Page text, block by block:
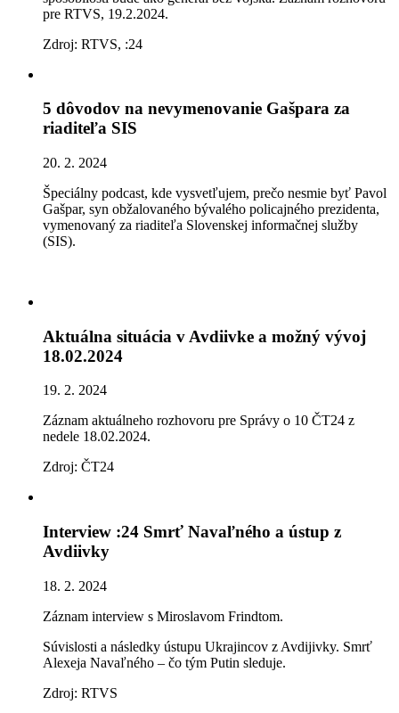
pre RTVS, 19.2.2024.
Zdroj: RTVS, :24
5 dôvodov na nevymenovanie Gašpara za
riaditeľa SIS
20. 2. 2024
Špeciálny podcast, kde vysvetľujem, prečo nesmie byť Pavol
Gašpar, syn obžalovaného bývalého policajného prezidenta,
vymenovaný za riaditeľa Slovenskej informačnej služby
(SIS).
Aktuálna situácia v Avdiivke a možný vývoj
18.02.2024
19. 2. 2024
Záznam aktuálneho rozhovoru pre Správy o 10 ČT24 z
nedele 18.02.2024.
Zdroj: ČT24
Interview :24 Smrť Navaľného a ústup z
Avdiivky
18. 2. 2024
Záznam interview s Miroslavom Frindtom.
Súvislosti a následky ústupu Ukrajincov z Avdijivky. Smrť
Alexeja Navaľného – čo tým Putin sleduje.
Zdroj: RTVS